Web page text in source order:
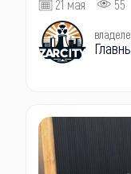
21 мая 55